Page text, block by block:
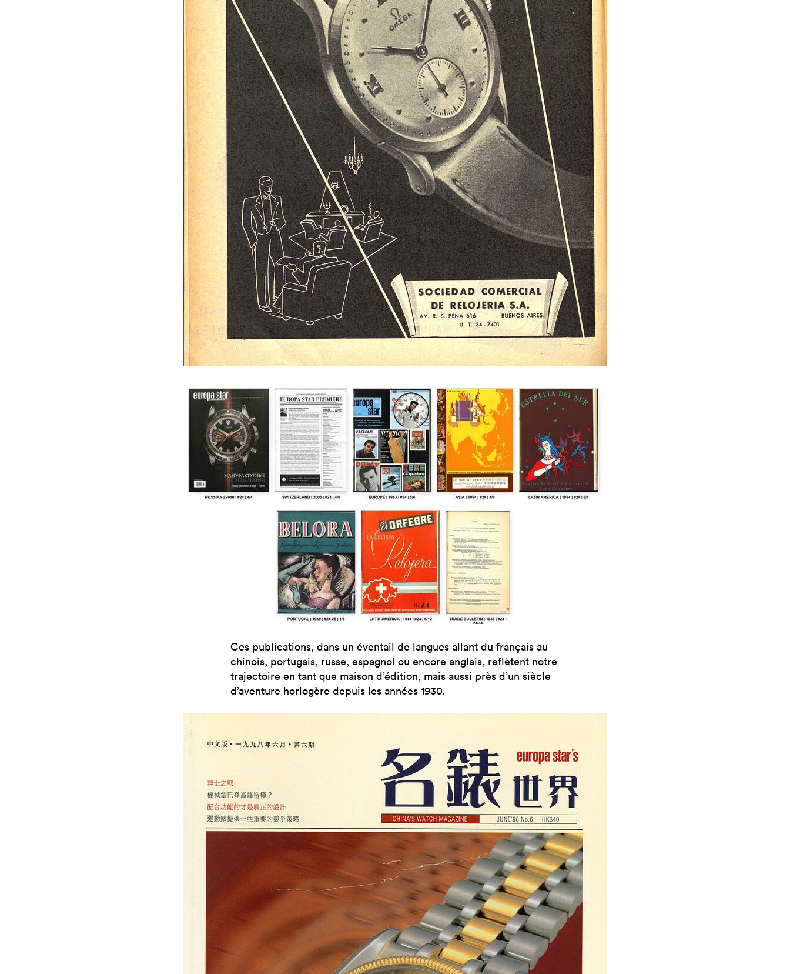
Ces publications, dans un éventail de langues allant du français au
chinois, portugais, russe, espagnol ou encore anglais, reflètent notre
trajectoire en tant que maison d’édition, mais aussi près d’un siècle
d’aventure horlogère depuis les années 1930.